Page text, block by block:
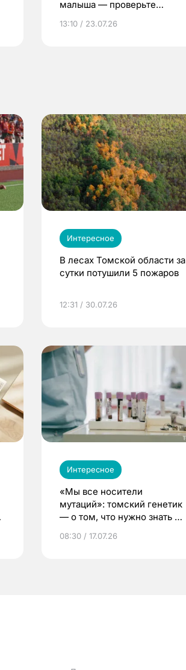
малыша — проверьте
по ОМС!
13:10 / 23.07.26
Интересное
В лесах Томской области за
сутки потушили 5 пожаров
12:31 / 30.07.26
Интересное
«Мы все носители
мутаций»: томский генетик
— о том, что нужно знать до
08:30 / 17.07.26